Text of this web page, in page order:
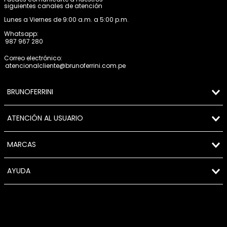
siguientes canales de atención
Lunes a Viernes de 9:00 a.m. a 5:00 p.m.
Whatsapp:
987 967 280
Correo electrónico:
atencionalcliente@brunoferrini.com.pe
BRUNOFERRINI
ATENCIÓN AL USUARIO
MARCAS
AYUDA